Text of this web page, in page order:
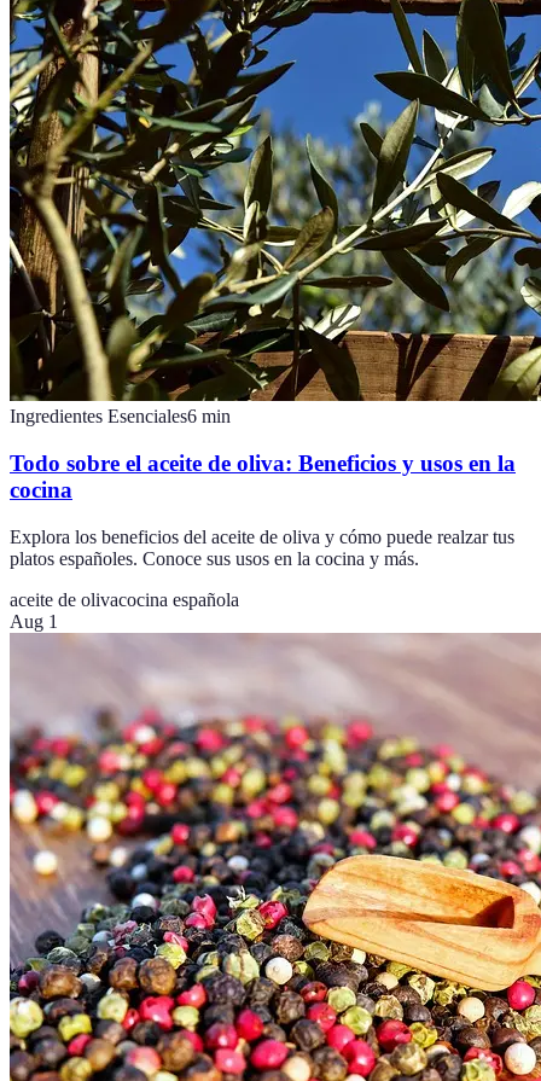
Ingredientes Esenciales6 min
Todo sobre el aceite de oliva: Beneficios y usos en la
cocina
Explora los beneficios del aceite de oliva y cómo puede realzar tus
platos españoles. Conoce sus usos en la cocina y más.
aceite de olivacocina española
Aug 1